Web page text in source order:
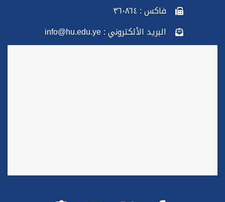
فاكس : ٣٦٠٨٦٤
البريد الألكتروني : info@hu.edu.ye